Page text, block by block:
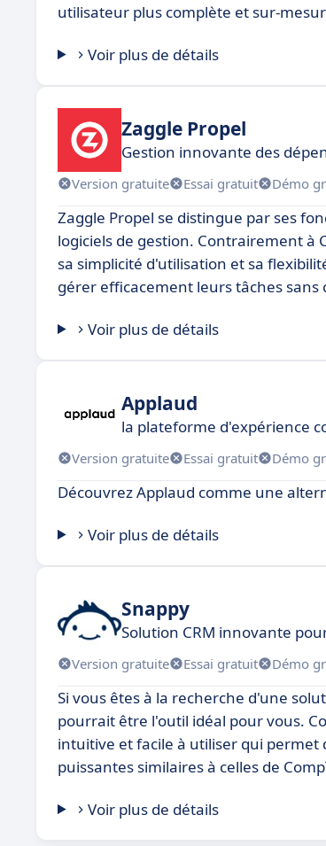
utilisateur plus complète et sur-
Voir plus de détails
Zaggle Propel
Gestion innovante des
Version gratuite Essai gratuit Démo
Zaggle Propel se distingue par ses
logiciels de gestion. Contrairement à
sa simplicité d'utilisation et sa
gérer efficacement leurs tâches sans
Voir plus de détails
Applaud
la plateforme d'expérience
Version gratuite Essai gratuit Démo
Découvrez Applaud comme une
Voir plus de détails
Snappy
Solution CRM innovante
Version gratuite Essai gratuit Démo
Si vous êtes à la recherche d'une
pourrait être l'outil idéal pour vous.
intuitive et facile à utiliser qui
puissantes similaires à celles de
Voir plus de détails